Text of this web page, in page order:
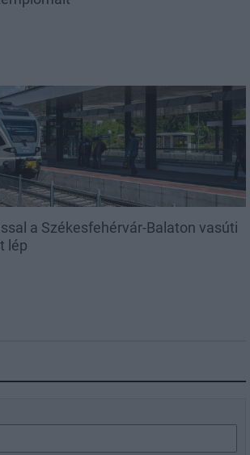
a Székesfehérvár-Balaton vasúti
lép